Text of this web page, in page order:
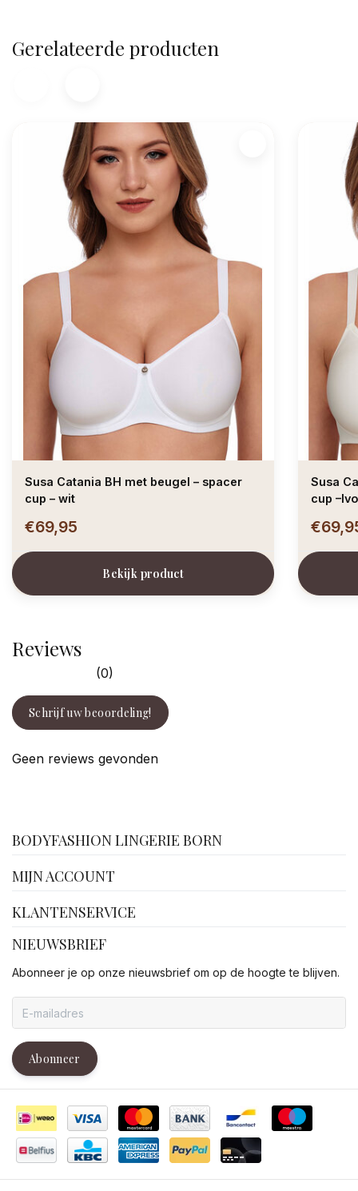
Gerelateerde producten
Susa Catania BH met beugel – spacer
cup – wit
€69,95
Bekijk product
Susa
cup
Reviews
(0)
Schrijf uw beoordeling!
Geen reviews gevonden
BODYFASHION LINGERIE BORN
MIJN ACCOUNT
KLANTENSERVICE
NIEUWSBRIEF
Abonneer je op onze nieuwsbrief om op de hoogte te blijven.
Abonneer